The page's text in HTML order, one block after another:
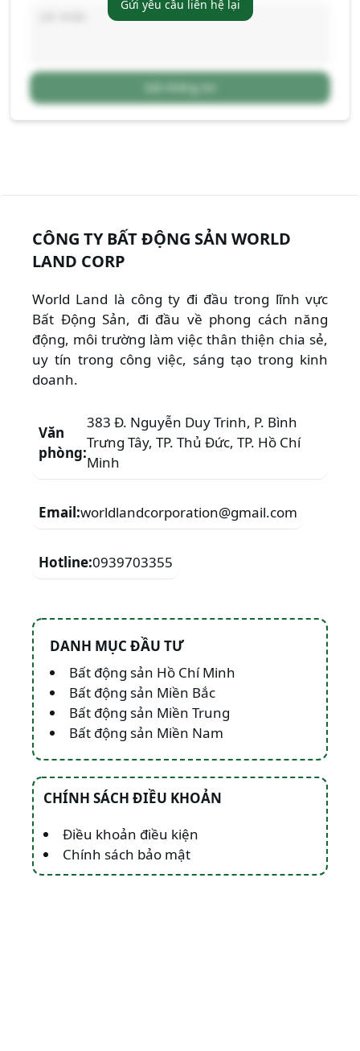
Gửi thông tin
Gửi yêu cầu liên hệ lại
CÔNG TY BẤT ĐỘNG SẢN WORLD
LAND CORP
World Land là công ty đi đầu trong lĩnh vực
Bất Động Sản, đi đầu về phong cách năng
động, môi trường làm việc thân thiện chia sẻ,
uy tín trong công việc, sáng tạo trong kinh
doanh.
Văn
phòng:
383 Đ. Nguyễn Duy Trinh, P. Bình
Trưng Tây, TP. Thủ Đức, TP. Hồ Chí
Minh
Email:worldlandcorporation@gmail.com
Hotline:0939703355
DANH MỤC ĐẦU TƯ
Bất động sản Hồ Chí Minh
Bất động sản Miền Bắc
Bất động sản Miền Trung
Bất động sản Miền Nam
CHÍNH SÁCH ĐIỀU KHOẢN
Điều khoản điều kiện
Chính sách bảo mật